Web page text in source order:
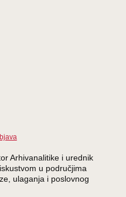
Arhivanalitike i urednik
u područjima
ulaganja i poslovnog